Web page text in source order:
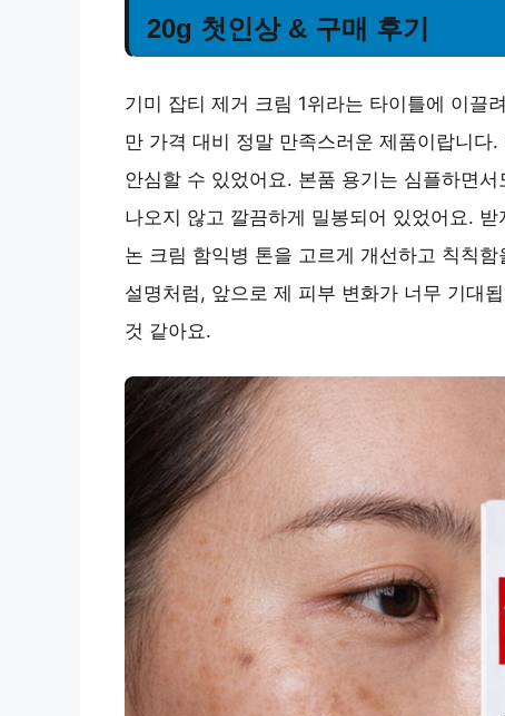
20g 첫인상 & 구매 후기
기미 잡티 제거 크림 1위라는 타이틀에 이끌
만 가격 대비 정말 만족스러운 제품이랍니
안심할 수 있었어요. 본품 용기는 심플하면
나오지 않고 깔끔하게 밀봉되어 있었어요.
논 크림 함익병 톤을 고르게 개선하고 칙칙
설명처럼, 앞으로 제 피부 변화가 너무 기대
것 같아요.